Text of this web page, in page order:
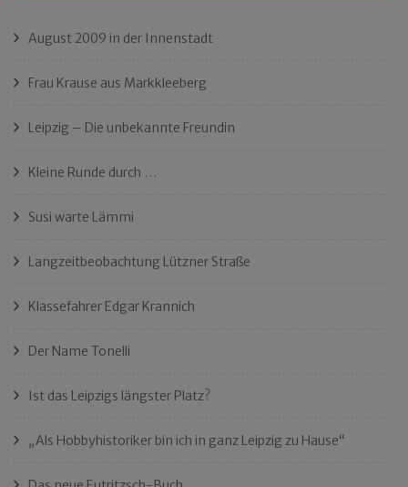
August 2009 in der Innenstadt
Frau Krause aus Markkleeberg
Leipzig – Die unbekannte Freundin
Kleine Runde durch …
Susi warte Lämmi
Langzeitbeobachtung Lützner Straße
Klassefahrer Edgar Krannich
Der Name Tonelli
Ist das Leipzigs längster Platz?
„Als Hobbyhistoriker bin ich in ganz Leipzig zu Hause“